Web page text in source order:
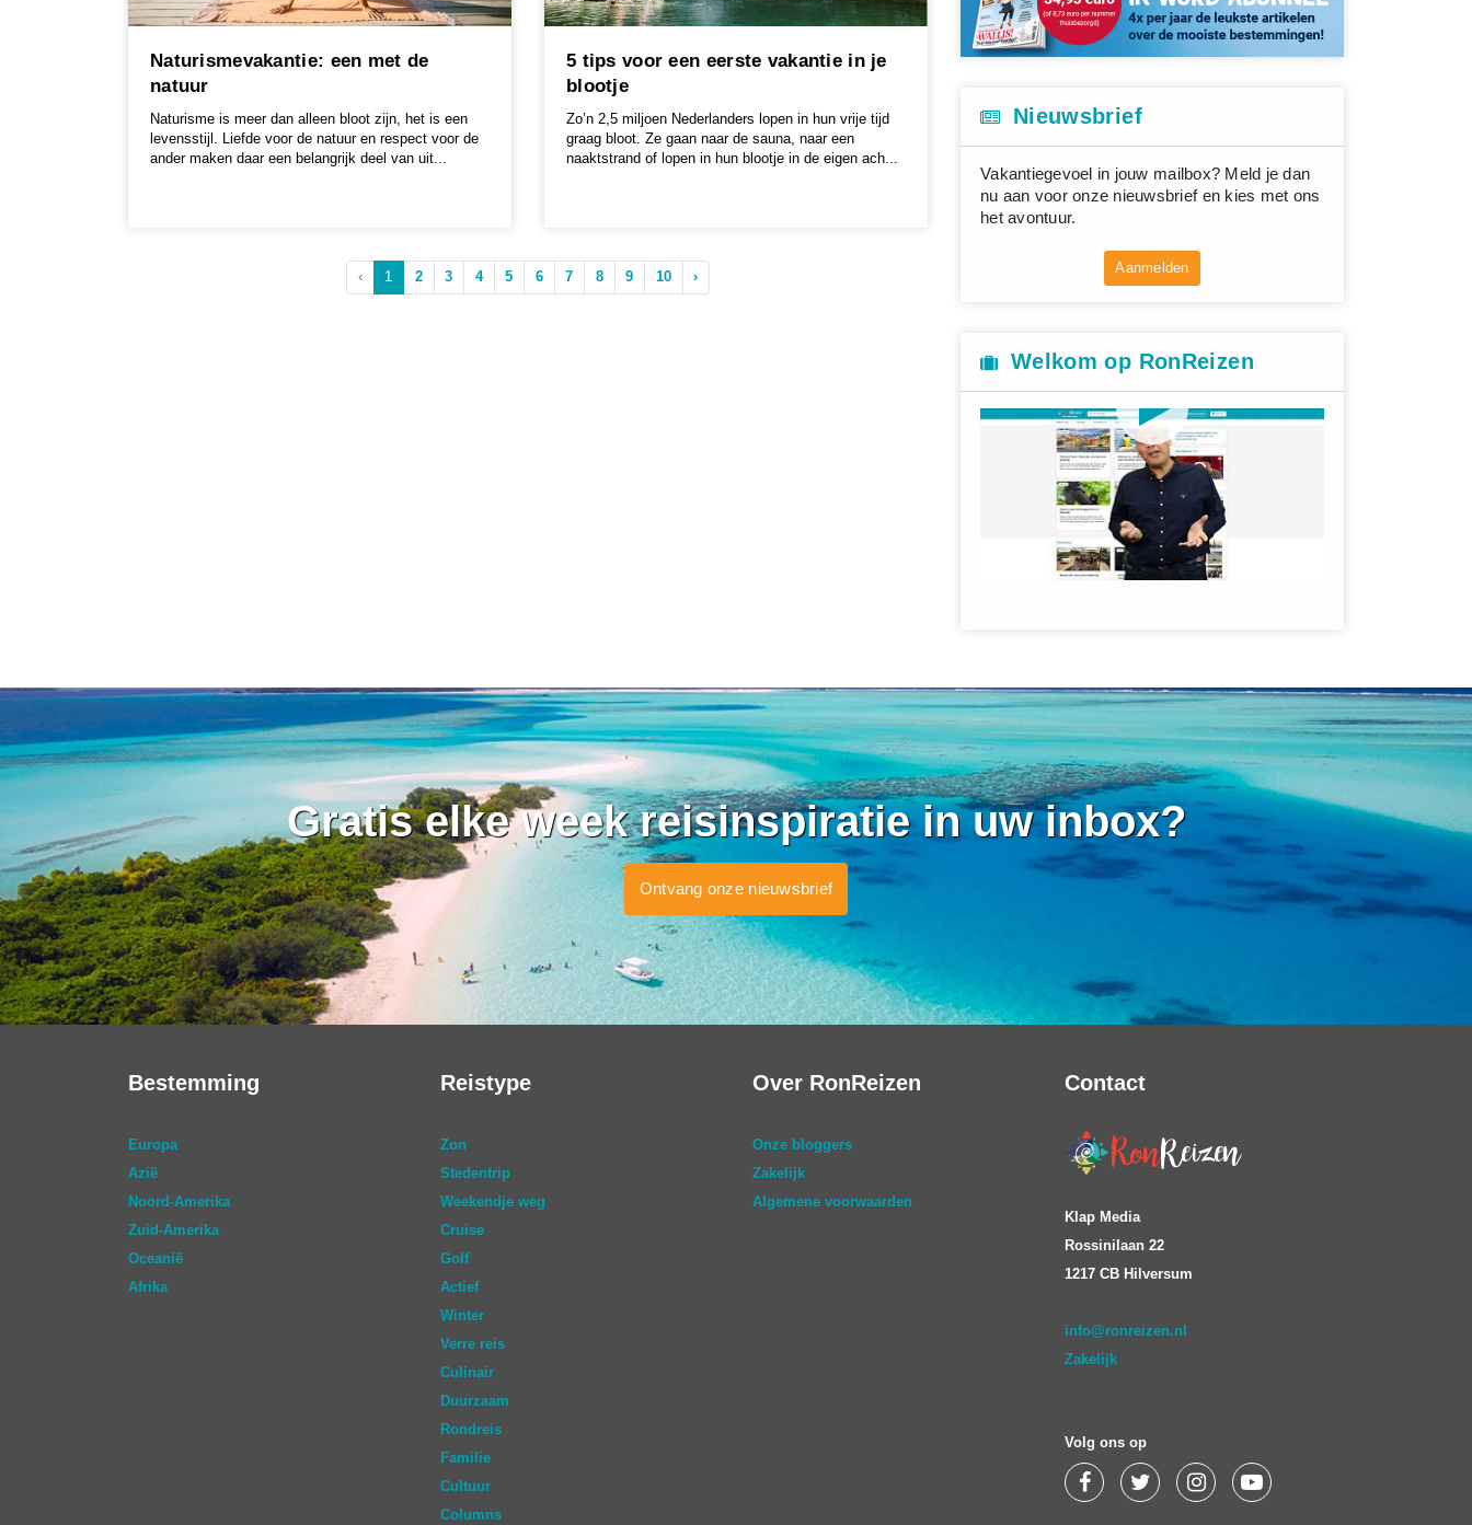
Naturismevakantie: een met de
natuur
Naturisme is meer dan alleen bloot zijn, het is een
levensstijl. Liefde voor de natuur en respect voor de
ander maken daar een belangrijk deel van uit...
5 tips voor een eerste vakantie in je
blootje
Zo’n 2,5 miljoen Nederlanders lopen in hun vrije tijd
graag bloot. Ze gaan naar de sauna, naar een
naaktstrand of lopen in hun blootje in de eigen ach...
‹ 1 2 3 4 5 6 7 8 9 10 ›
Nieuwsbrief
Vakantiegevoel in jouw mailbox? Meld je dan
nu aan voor onze nieuwsbrief en kies met ons
het avontuur.
Aanmelden
Welkom op RonReizen
Gratis elke week reisinspiratie in uw inbox?
Ontvang onze nieuwsbrief
Bestemming
Europa
Azië
Noord-Amerika
Zuid-Amerika
Oceanië
Afrika
Reistype
Zon
Stedentrip
Weekendje weg
Cruise
Golf
Actief
Winter
Verre reis
Culinair
Duurzaam
Rondreis
Familie
Cultuur
Columns
Over RonReizen
Onze bloggers
Zakelijk
Algemene voorwaarden
Contact
Klap Media
Rossinilaan 22
1217 CB Hilversum
info@ronreizen.nl
Zakelijk
Volg ons op